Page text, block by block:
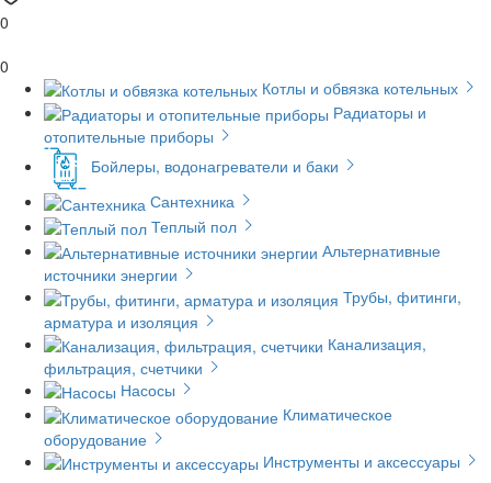
0
0
Котлы и обвязка котельных
Радиаторы и
отопительные приборы
Бойлеры, водонагреватели и баки
Сантехника
Теплый пол
Альтернативные
источники энергии
Трубы, фитинги,
арматура и изоляция
Канализация,
фильтрация, счетчики
Насосы
Климатическое
оборудование
Инструменты и аксессуары